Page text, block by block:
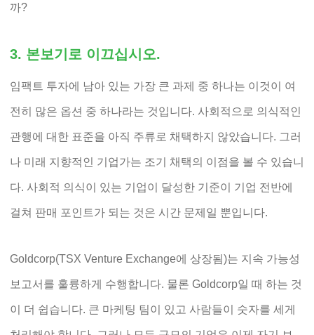
까?
3. 본보기로 이끄십시오.
임팩트 투자에 남아 있는 가장 큰 과제 중 하나는 이것이 여
전히 많은 옵션 중 하나라는 것입니다. 사회적으로 의식적인
관행에 대한 표준을 아직 주류로 채택하지 않았습니다. 그러
나 미래 지향적인 기업가는 조기 채택의 이점을 볼 수 있습니
다. 사회적 의식이 있는 기업이 달성한 기준이 기업 전반에
걸쳐 판매 포인트가 되는 것은 시간 문제일 뿐입니다.
Goldcorp(TSX Venture Exchange에 상장됨)는 지속 가능성
보고서를 훌륭하게 수행합니다. 물론 Goldcorp일 때 하는 것
이 더 쉽습니다. 큰 마케팅 팀이 있고 사람들이 숫자를 세게